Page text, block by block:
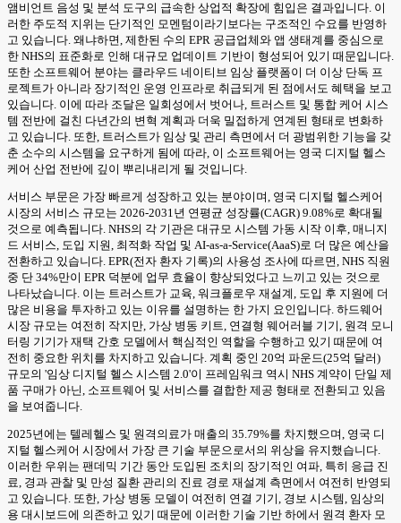
앰비언트 음성 및 분석 도구의 급속한 상업적 확장에 힘입은 결과입니다. 이
러한 주도적 지위는 단기적인 모멘텀이라기보다는 구조적인 수요를 반영하
고 있습니다. 왜냐하면, 제한된 수의 EPR 공급업체와 앱 생태계를 중심으로
한 NHS의 표준화로 인해 대규모 업데이트 기반이 형성되어 있기 때문입니다.
또한 소프트웨어 분야는 클라우드 네이티브 임상 플랫폼이 더 이상 단독 프
로젝트가 아니라 장기적인 운영 인프라로 취급되게 된 점에서도 혜택을 보고
있습니다. 이에 따라 조달은 일회성에서 벗어나, 트러스트 및 통합 케어 시스
템 전반에 걸친 다년간의 변혁 계획과 더욱 밀접하게 연계된 형태로 변화하
고 있습니다. 또한, 트러스트가 임상 및 관리 측면에서 더 광범위한 기능을 갖
춘 소수의 시스템을 요구하게 됨에 따라, 이 소프트웨어는 영국 디지털 헬스
케어 산업 전반에 깊이 뿌리내리게 될 것입니다.
서비스 부문은 가장 빠르게 성장하고 있는 분야이며, 영국 디지털 헬스케어
시장의 서비스 규모는 2026-2031년 연평균 성장률(CAGR) 9.08%로 확대될
것으로 예측됩니다. NHS의 각 기관은 대규모 시스템 가동 시작 이후, 매니지
드 서비스, 도입 지원, 최적화 작업 및 AI-as-a-Service(AaaS)로 더 많은 예산을
전환하고 있습니다. EPR(전자 환자 기록)의 사용성 조사에 따르면, NHS 직원
중 단 34%만이 EPR 덕분에 업무 효율이 향상되었다고 느끼고 있는 것으로
나타났습니다. 이는 트러스트가 교육, 워크플로우 재설계, 도입 후 지원에 더
많은 비용을 투자하고 있는 이유를 설명하는 한 가지 요인입니다. 하드웨어
시장 규모는 여전히 작지만, 가상 병동 키트, 연결형 웨어러블 기기, 원격 모니
터링 기기가 재택 간호 모델에서 핵심적인 역할을 수행하고 있기 때문에 여
전히 중요한 위치를 차지하고 있습니다. 계획 중인 20억 파운드(25억 달러)
규모의 '임상 디지털 헬스 시스템 2.0'이 프레임워크 역시 NHS 계약이 단일 제
품 구매가 아닌, 소프트웨어 및 서비스를 결합한 제공 형태로 전환되고 있음
을 보여줍니다.
2025년에는 텔레헬스 및 원격의료가 매출의 35.79%를 차지했으며, 영국 디
지털 헬스케어 시장에서 가장 큰 기술 부문으로서의 위상을 유지했습니다.
이러한 우위는 팬데믹 기간 동안 도입된 조치의 장기적인 여파, 특히 응급 진
료, 경과 관찰 및 만성 질환 관리의 진료 경로 재설계 측면에서 여전히 반영되
고 있습니다. 또한, 가상 병동 모델이 여전히 연결 기기, 경보 시스템, 임상의
용 대시보드에 의존하고 있기 때문에 이러한 기술 기반 하에서 원격 환자 모